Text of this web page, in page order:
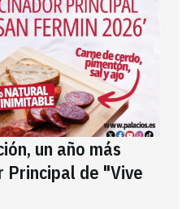
un año más
Principal de "Vive